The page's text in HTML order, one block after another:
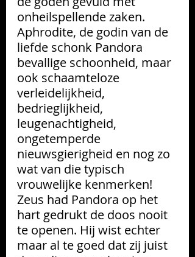
onheilspellende zaken.
Aphrodite, de godin van de
liefde schonk Pandora
bevallige schoonheid, maar
ook schaamteloze
verleidelijkheid,
bedrieglijkheid,
leugenachtigheid,
ongetemperde
nieuwsgierigheid en nog zo
wat van die typisch
vrouwelijke kenmerken!
Zeus had Pandora op het
hart gedrukt de doos nooit
te openen. Hij wist echter
maar al te goed dat zij juist